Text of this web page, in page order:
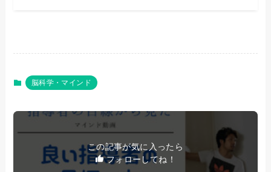
脳科学・マインド
この記事が気に入ったら
フォローしてね！